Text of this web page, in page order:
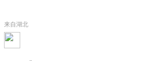
来自湖北